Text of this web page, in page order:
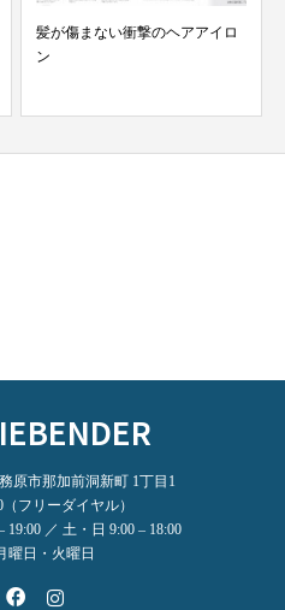
髪が傷まない衝撃のヘアアイロ
ン
原市那加前洞新町 1丁目1
（フリーダイヤル）
／ 土・日 9:00 – 18:00
日・火曜日